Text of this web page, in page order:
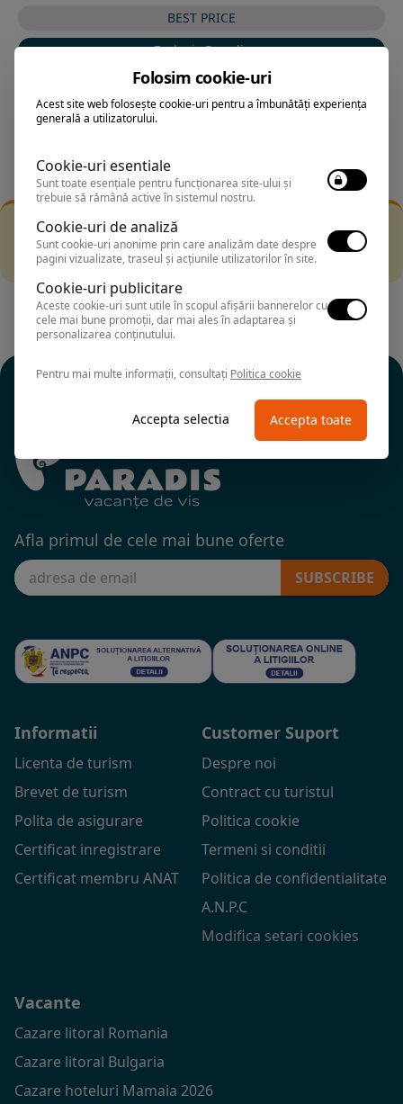
BEST PRICE
Exclusiv Paradis
Stele 1-5
Stele 5-1
Filtrarea nu a returnat niciun rezultat
Incearca sa folosesti o cautarea mai generala sau alege
alte fitre.
Afla primul de cele mai bune oferte
SUBSCRIBE
Informatii
Licenta de turism
Brevet de turism
Polita de asigurare
Certificat inregistrare
Certificat membru ANAT
Customer Suport
Despre noi
Contract cu turistul
Politica cookie
Termeni si conditii
Politica de confidentialitate
A.N.P.C
Modifica setari cookies
Vacante
Cazare litoral Romania
Cazare litoral Bulgaria
Cazare hoteluri Mamaia 2026
Folosim cookie-uri
Acest site web folosește cookie-uri pentru a îmbunătăți experiența
generală a utilizatorului.
Cookie-uri esentiale
Sunt toate esențiale pentru funcționarea site-ului și
trebuie să rămână active în sistemul nostru.
Cookie-uri de analiză
Sunt cookie-uri anonime prin care analizăm date despre
pagini vizualizate, traseul și acțiunile utilizatorilor în site.
Cookie-uri publicitare
Aceste cookie-uri sunt utile în scopul afișării bannerelor cu
cele mai bune promoții, dar mai ales în adaptarea și
personalizarea conținutului.
Pentru mai multe informații, consultați Politica cookie
Accepta selectia Accepta toate